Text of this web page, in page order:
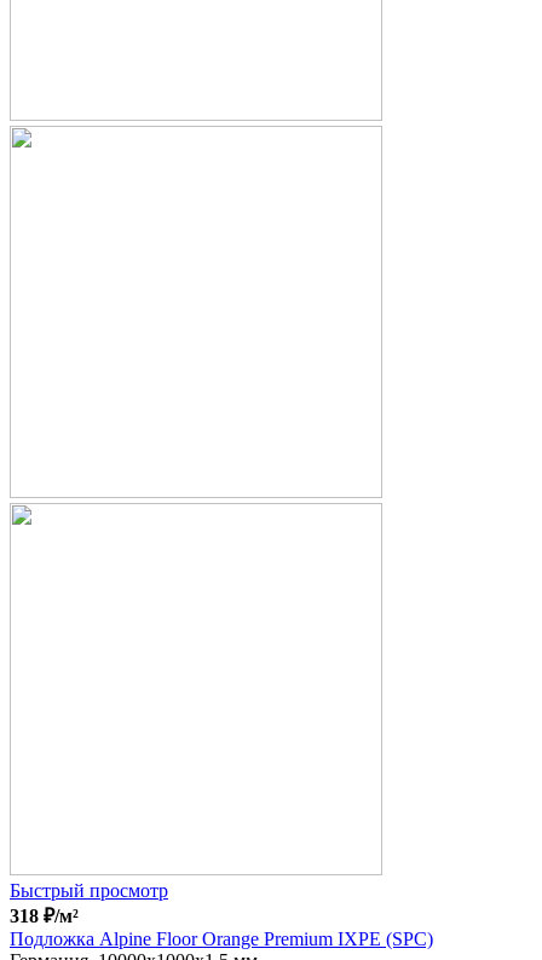
Быстрый просмотр
318 ₽/м²
Подложка Alpine Floor Orange Premium IXPE (SPC)